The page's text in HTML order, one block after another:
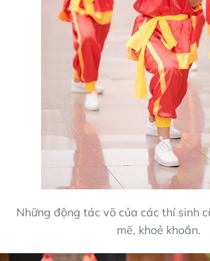
Những động tác võ của các thí sinh
mẽ, khoẻ khoắn.